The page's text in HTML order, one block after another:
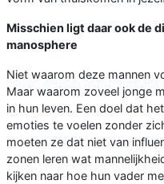
Misschien ligt daar ook de
manosphere
Niet waarom deze mannen
Maar waarom zoveel jonge
in hun leven. Een doel dat
emoties te voelen zonder
moeten ze dat niet van
zonen leren wat
kijken naar hoe hun vader